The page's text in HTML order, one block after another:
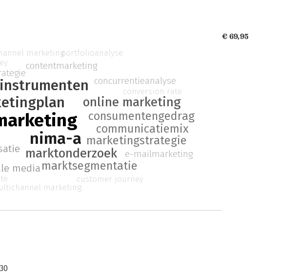
nima-a
marktonderzoek
online marketing
consumentengedrag
communicatiemix
marketingstrategie
marktsegmentatie
media
contentmarketing
concurrentieanalyse
e-mailmarketing
customer journey
marketing
conversion rate
marketingportfolioanalyse
€ 69,95